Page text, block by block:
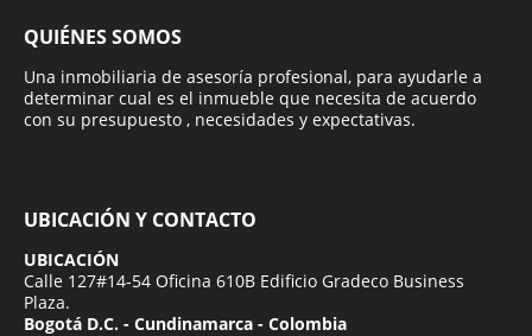
QUIÉNES SOMOS
Una inmobiliaria de asesoría profesional, para ayudarle a
determinar cual es el inmueble que necesita de acuerdo
con su presupuesto , necesidades y expectativas.
UBICACIÓN Y CONTACTO
UBICACIÓN
Calle 127#14-54 Oficina 610B Edificio Gradeco Business
Plaza.
Bogotá D.C. - Cundinamarca - Colombia